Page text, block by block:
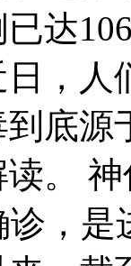
达
，人
底源
。
诊，